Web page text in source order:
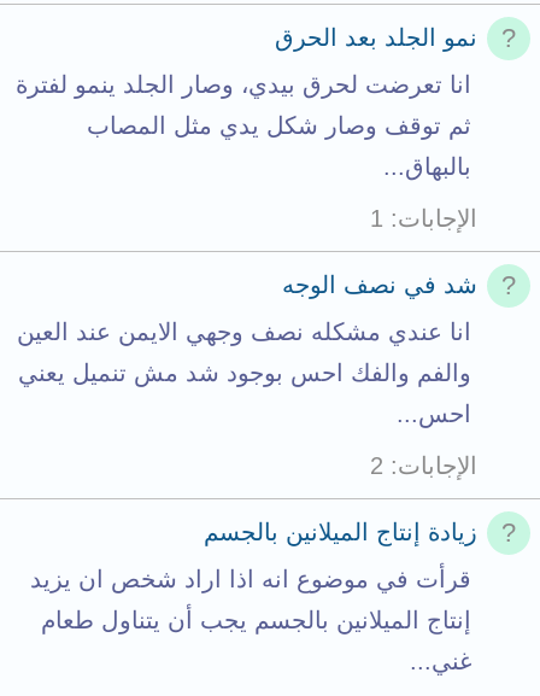
نمو الجلد بعد الحرق
انا تعرضت لحرق بيدي، وصار الجلد ينمو لفترة
ثم توقف وصار شكل يدي مثل المصاب
بالبهاق...
الإجابات
1
شد في نصف الوجه
انا عندي مشكله نصف وجهي الايمن عند العين
والفم والفك احس بوجود شد مش تنميل يعني
احس...
الإجابات
2
زيادة إنتاج الميلانين بالجسم
قرأت في موضوع انه اذا اراد شخص ان يزيد
إنتاج الميلانين بالجسم يجب أن يتناول طعام
غني...